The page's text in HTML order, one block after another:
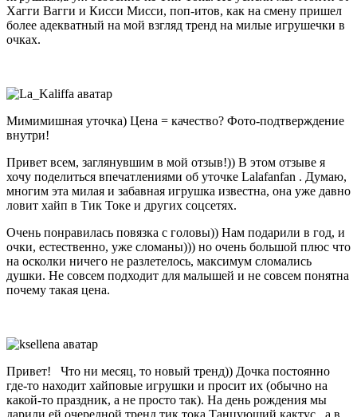
Хагги Вагги и Кисси Мисси, поп-итов, как на смену пришел
более адекватный на мой взгляд тренд на милые игрушечки в
очках.
Мимимишная уточка) Цена = качество? Фото-подтверждение
внутри!
Привет всем, заглянувшим в мой отзыв!)) В этом отзыве я
хочу поделиться впечатлениями об уточке Lalafanfan . Думаю,
многим эта милая и забавная игрушка известна, она уже давно
ловит хайп в Тик Токе и других соцсетях.
Очень понравилась повязка с головы)) Нам подарили в год, и
очки, естественно, уже сломаны))) но очень большой плюс что
на осколки ничего не разлетелось, максимум сломались
душки. Не совсем подходит для малышей и не совсем понятна
почему такая цена.
Привет! Что ни месяц, то новый тренд)) Дочка постоянно
где-то находит хайповые игрушки и просит их (обычно на
какой-то праздник, а не просто так). На день рождения мы
дарили ей очередной тренд тик тока Танцующий кактус , а в